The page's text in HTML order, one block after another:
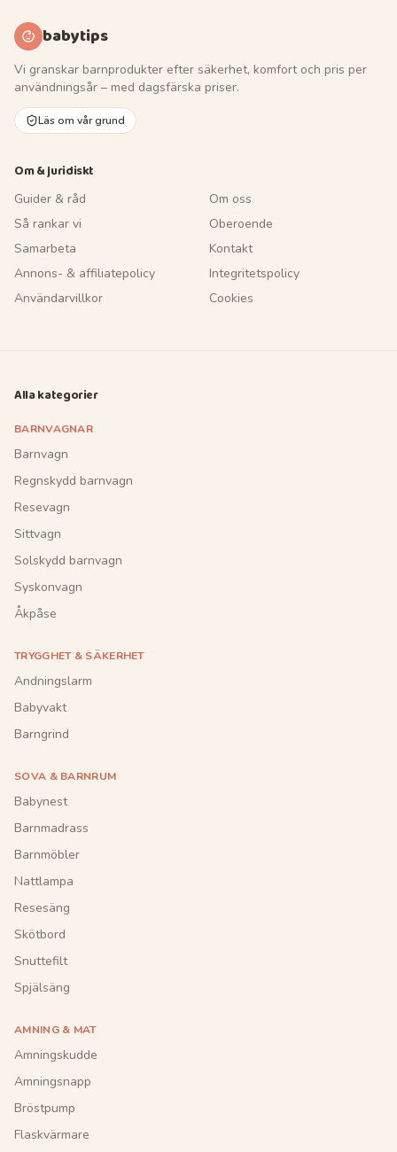
babytips
Vi granskar barnprodukter efter säkerhet, komfort och pris per
användningsår – med dagsfärska priser.
Läs om vår grund
Om & juridiskt
Guider & råd
Om oss
Så rankar vi
Oberoende
Samarbeta
Kontakt
Annons- & affiliatepolicy
Integritetspolicy
Användarvillkor
Cookies
Alla kategorier
BARNVAGNAR
Barnvagn
Regnskydd barnvagn
Resevagn
Sittvagn
Solskydd barnvagn
Syskonvagn
Åkpåse
TRYGGHET & SÄKERHET
Andningslarm
Babyvakt
Barngrind
SOVA & BARNRUM
Babynest
Barnmadrass
Barnmöbler
Nattlampa
Resesäng
Skötbord
Snuttefilt
Spjälsäng
AMNING & MAT
Amningskudde
Amningsnapp
Bröstpump
Flaskvärmare